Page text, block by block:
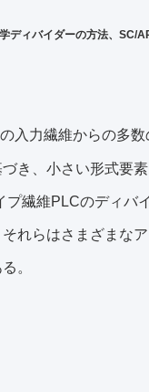
ディバイダーの方法、SC/
入力繊維からの多
き、小さい形式要
繊維PLCのディバ
れらはさまざまな
。